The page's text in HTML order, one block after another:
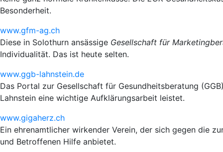
Besonderheit.
www.gfm-ag.ch
Diese in Solothurn ansässige Gesellschaft für
Individualität. Das ist heute selten.
www.ggb-lahnstein.de
Das Portal zur Gesellschaft für Gesundheitsberatung
Lahnstein eine wichtige Aufklärungsarbeit leistet.
www.gigaherz.ch
Ein ehrenamtlicher wirkender Verein, der sich gegen die
und Betroffenen Hilfe anbietet.